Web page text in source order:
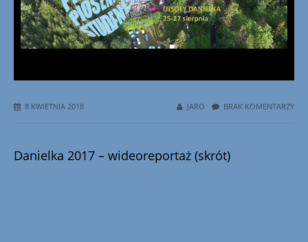
8 KWIETNIA 2018 BRAK KOMENTARZY
JARO
Danielka 2017 – wideoreportaż (skrót)